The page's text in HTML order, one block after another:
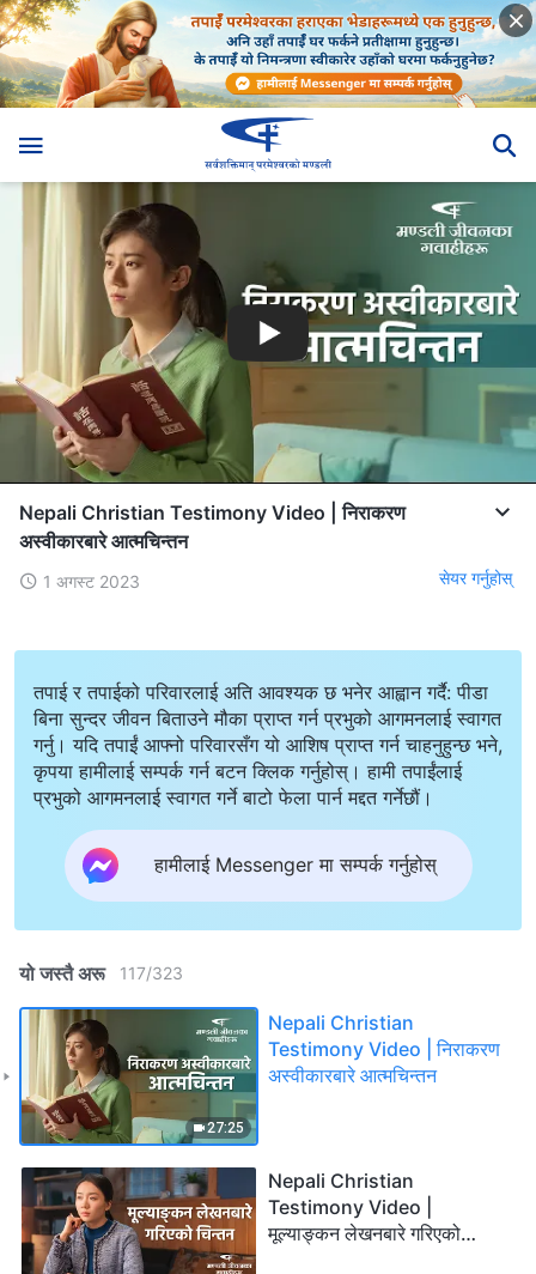
Nepali Christian Testimony Video | निराकरण
अस्वीकारबारे आत्मचिन्तन
1 अगस्ट 2023 सेयर गर्नुहोस्
तपाई र तपाईको परिवारलाई अति आवश्यक छ भनेर आह्वान गर्दै: पीडा
बिना सुन्दर जीवन बिताउने मौका प्राप्त गर्न प्रभुको आगमनलाई स्वागत
गर्नु। यदि तपाईं आफ्नो परिवारसँग यो आशिष प्राप्त गर्न चाहनुहुन्छ भने,
कृपया हामीलाई सम्पर्क गर्न बटन क्लिक गर्नुहोस्। हामी तपाईंलाई
प्रभुको आगमनलाई स्वागत गर्ने बाटो फेला पार्न मद्दत गर्नेछौं।
हामीलाई Messenger मा सम्पर्क गर्नुहोस्
यो जस्तै अरू 117/323
27:25
Nepali Christian
Testimony Video | निराकरण
अस्वीकारबारे आत्मचिन्तन
Nepali Christian
Testimony Video |
मूल्याङ्कन लेखनबारे गरिएको